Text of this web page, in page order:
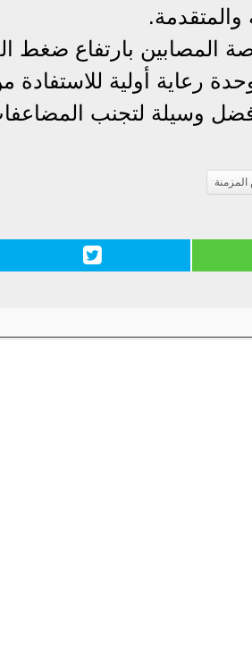
والمتقدمة.
المصابين بارتفاع ضغط
رعاية أولية
وسيلة لتجنب